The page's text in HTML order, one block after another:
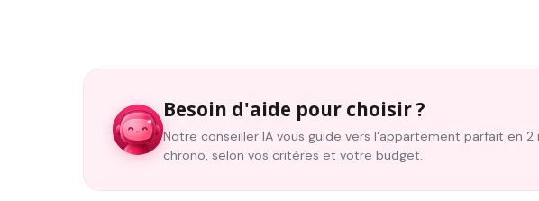
Besoin d'aide pour choisir ?
Notre conseiller IA vous guide vers l'appartement parfait en 2
chrono, selon vos critères et votre budget.